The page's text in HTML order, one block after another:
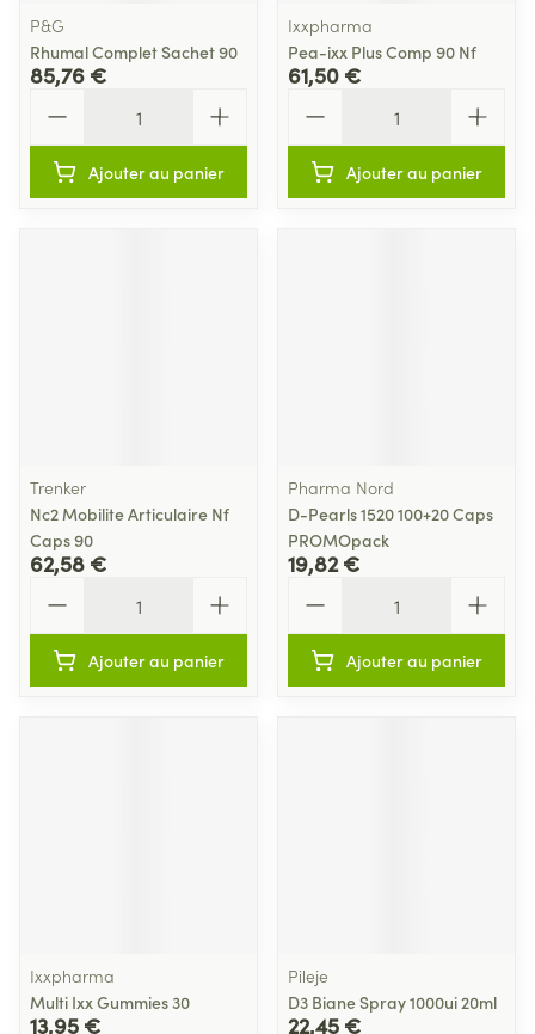
P&G
Rhumal Complet Sachet 90
85,76 €
Ajouter au panier
Ixxpharma
Pea-ixx Plus Comp 90 Nf
61,50 €
Ajouter au panier
Trenker
Nc2 Mobilite Articulaire Nf
Caps 90
62,58 €
Ajouter au panier
Pharma Nord
D-Pearls 1520 100+20 Caps
PROMOpack
19,82 €
Ajouter au panier
Ixxpharma
Multi Ixx Gummies 30
13,95 €
Pileje
D3 Biane Spray 1000ui 20ml
22,45 €